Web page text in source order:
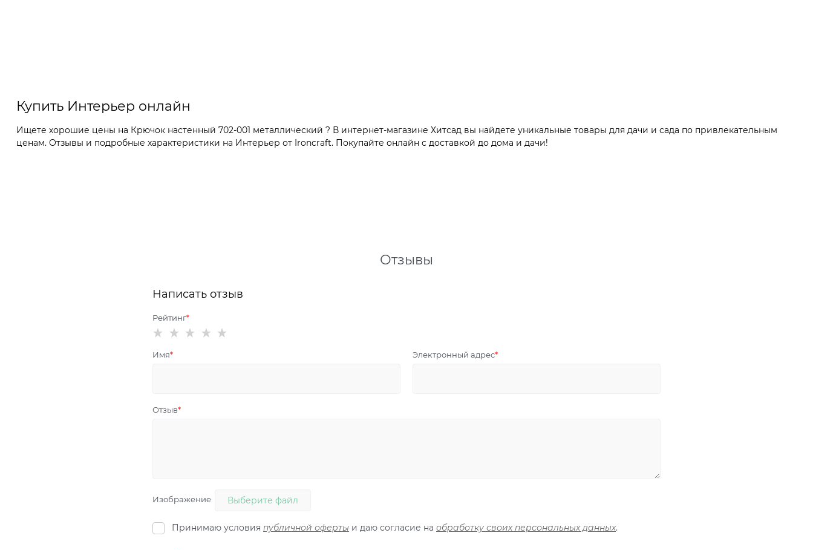
Купить Интерьер онлайн
Ищете хорошие цены на Крючок настенный 702-001 металлический ? В интернет-магазине Хитсад вы найдете уникальные товары для дачи и сада по привлекательным
ценам. Отзывы и подробные характеристики на Интерьер от Ironcraft. Покупайте онлайн с доставкой до дома и дачи!
Отзывы
Написать отзыв
Рейтинг
Имя Электронный адрес
Отзыв
Изображение Выберите файл
Принимаю условия публичной оферты и даю согласие на обработку своих персональных данных.